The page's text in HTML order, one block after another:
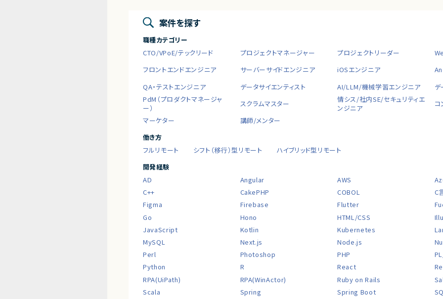
案件を探す
職種カテゴリー
CTO/VPoE/テックリード
プロジェクトマネージャー プロジェクトリーダー
フロントエンドエンジニア
サーバーサイドエンジニア iOSエンジニア
QA・テストエンジニア
データサイエンティスト AI/LLM/機械学習エンジニア
デ
PdM（プロダクトマネージャ
ー）
スクラムマスター
情シス/社内SE/セキュリティエ
ンジニア
コ
マーケター
講師/メンター
働き方
フルリモート
シフト（移行）型リモート
ハイブリッド型リモート
開発経験
AD
Angular AWS
C++
CakePHP COBOL
C
Figma
Firebase Flutter
Go
Hono HTML/CSS
JavaScript
Kotlin Kubernetes
MySQL
Next.js Node.js
Perl
Photoshop PHP
Python
R React
RPA(UiPath)
RPA(WinActor) Ruby on Rails
Scala
Spring Spring Boot